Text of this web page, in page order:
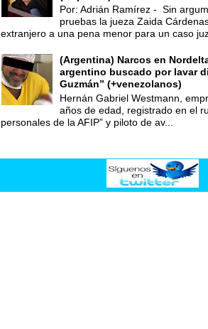
Por: Adrián Ramírez - Sin
pruebas la jueza Zaida
extranjero a una pena menor para un caso
(Argentina) Narcos en
argentino buscado por lavar
Guzmán” (+venezolanos)
Hernán Gabriel Westmann,
años de edad, registrado en el
personales de la AFIP” y piloto de av...